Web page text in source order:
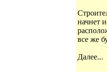
начнет
все же
Далее...